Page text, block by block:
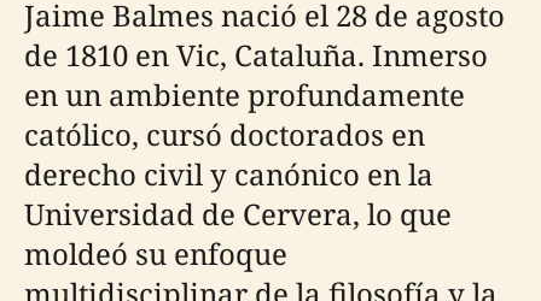
Jaime Balmes nació el 28 de agosto
de 1810 en Vic, Cataluña. Inmerso
en un ambiente profundamente
católico, cursó doctorados en
derecho civil y canónico en la
Universidad de Cervera, lo que
moldeó su enfoque